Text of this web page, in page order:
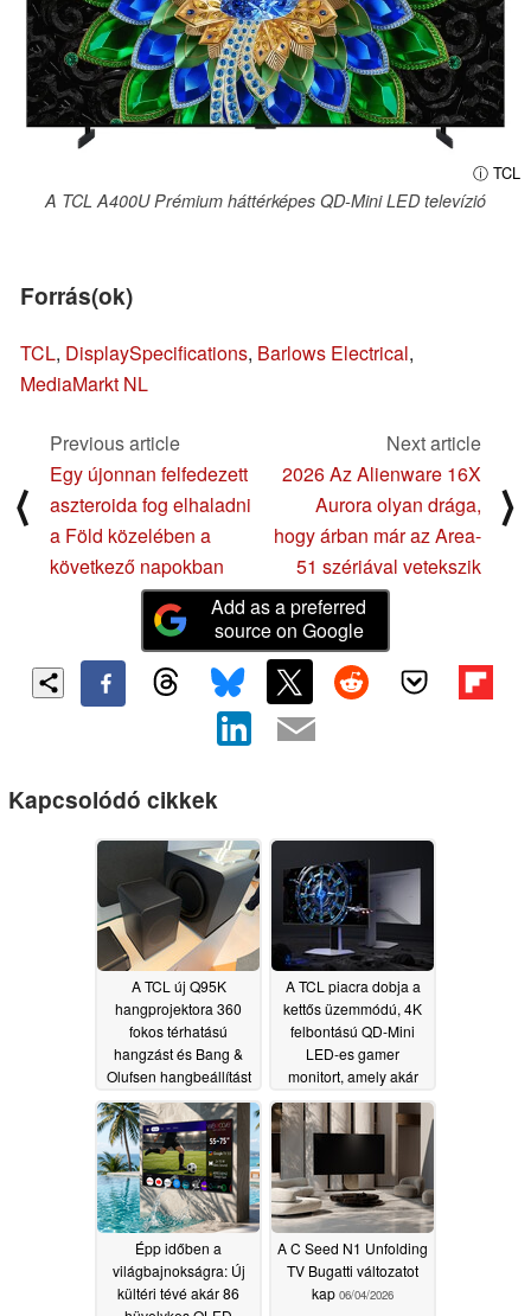
ⓘ TCL
A TCL A400U Prémium háttérképes QD-Mini LED televízió
Forrás(ok)
TCL, DisplaySpecifications, Barlows Electrical,
MediaMarkt NL
⟨
Previous article
Egy újonnan felfedezett
aszteroida fog elhaladni
a Föld közelében a
következő napokban
Next article
2026 Az Alienware 16X
Aurora olyan drága,
hogy árban már az Area-
51 szériával vetekszik
⟩
Add as a preferred
source on Google
Kapcsolódó cikkek
A TCL új Q95K
hangprojektora 360
fokos térhatású
hangzást és Bang &
Olufsen hangbeállítást
kínál07/27/2026
A TCL piacra dobja a
kettős üzemmódú, 4K
felbontású QD-Mini
LED-es gamer
monitort, amely akár
320 Hz-es képfrissítési
frekvenciával is
rendelkezik
Épp időben a
világbajnokságra: Új
kültéri tévé akár 86
A C Seed N1 Unfolding
TV Bugatti változatot
kap 06/04/2026